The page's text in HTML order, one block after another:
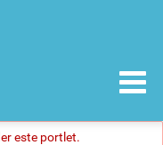
este portlet.